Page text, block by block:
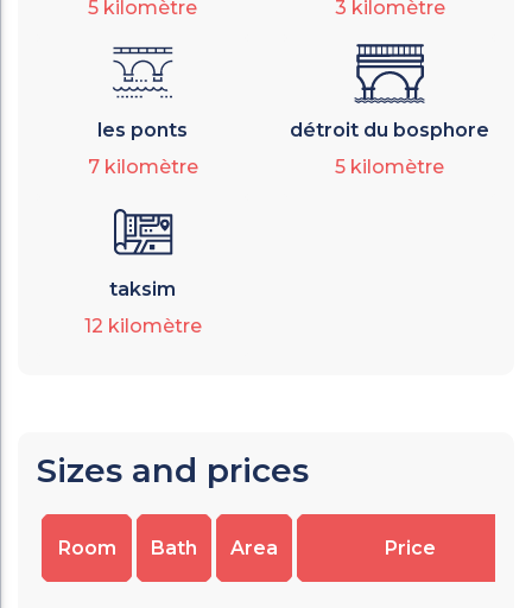
5 kilomètre
3 kilomètre
les ponts
7 kilomètre
détroit du bosphore
5 kilomètre
taksim
12 kilomètre
Sizes and prices
Room Bath Area Price